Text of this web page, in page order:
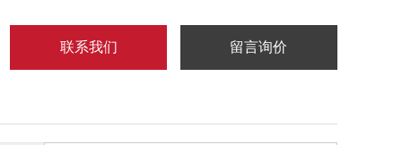
联系我们 留言询价